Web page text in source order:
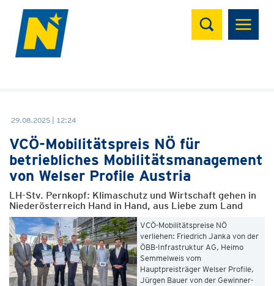
Suchen
29.08.2025 | 12:24
VCÖ-Mobilitätspreis NÖ für
betriebliches Mobilitätsmanagement
von Welser Profile Austria
LH-Stv. Pernkopf: Klimaschutz und Wirtschaft gehen in
Niederösterreich Hand in Hand, aus Liebe zum Land
VCÖ-Mobilitätspreise NÖ
verliehen: Friedrich Janka von der
ÖBB-Infrastruktur AG, Heimo
Semmelweis vom
Hauptpreisträger Welser Profile,
Jürgen Bauer von der Gewinner-